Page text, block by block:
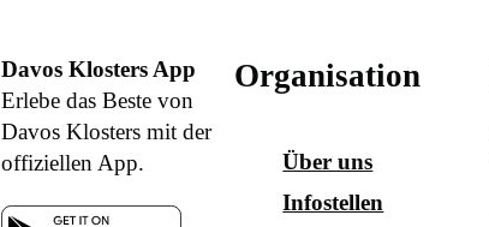
Davos Klosters App
Erlebe das Beste von
Davos Klosters mit der
offiziellen App.
Organisation
Über uns
Infostellen